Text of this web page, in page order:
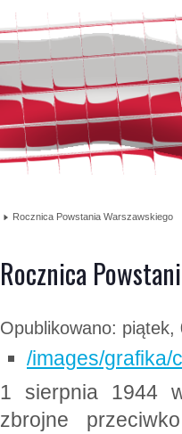
Rocznica Powstania Warszawskiego
Rocznica
Opublikowano:
/images/grafika/
1 sierpnia 1944
zbrojne